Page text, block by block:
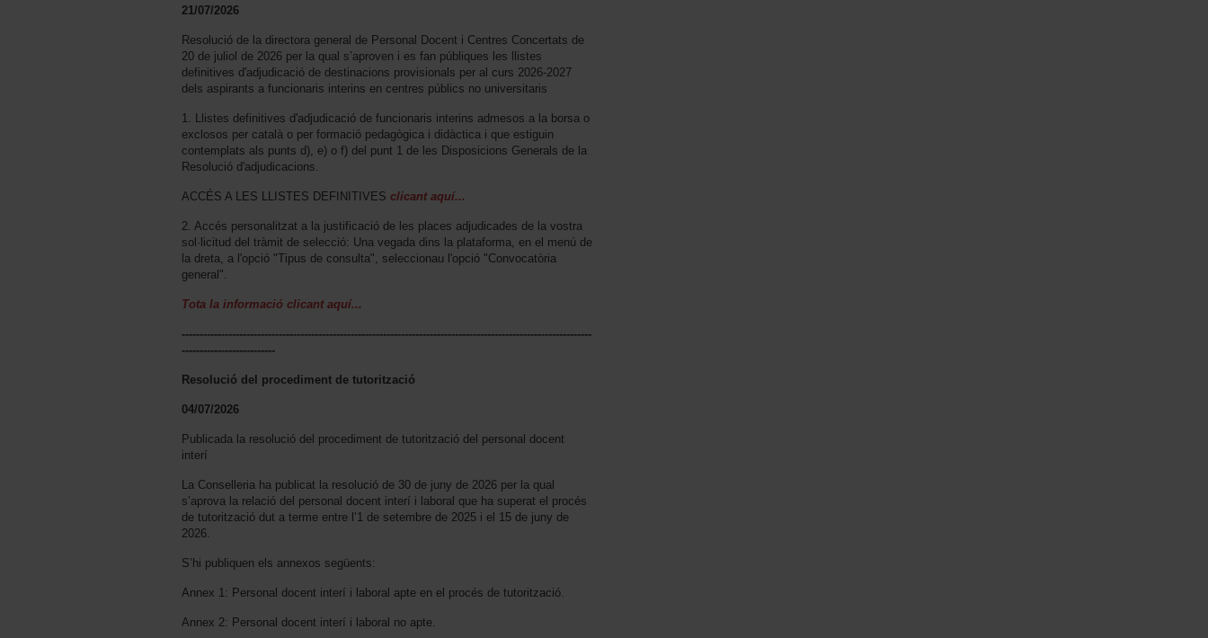
21/07/2026
Resolució de la directora general de Personal Docent i Centres Concertats de
20 de juliol de 2026 per la qual s’aproven i es fan públiques les llistes
definitives d'adjudicació de destinacions provisionals per al curs 2026-2027
dels aspirants a funcionaris interins en centres públics no universitaris
1. Llistes definitives d'adjudicació de funcionaris interins admesos a la borsa o
exclosos per català o per formació pedagògica i didàctica i que estiguin
contemplats als punts d), e) o f) del punt 1 de les Disposicions Generals de la
Resolució d'adjudicacions.
ACCÉS A LES LLISTES DEFINITIVES clicant aquí...
2. Accés personalitzat a la justificació de les places adjudicades de la vostra
sol·licitud del tràmit de selecció: Una vegada dins la plataforma, en el menú de
la dreta, a l'opció "Tipus de consulta", seleccionau l'opció "Convocatòria
general".
Tota la informació clicant aquí...
------------------------------------------------------------------------------------------------------------------
--------------------------
Resolució del procediment de tutorització
04/07/2026
Publicada la resolució del procediment de tutorització del personal docent
interí
La Conselleria ha publicat la resolució de 30 de juny de 2026 per la qual
s’aprova la relació del personal docent interí i laboral que ha superat el procés
de tutorització dut a terme entre l’1 de setembre de 2025 i el 15 de juny de
2026.
S’hi publiquen els annexos següents:
Annex 1: Personal docent interí i laboral apte en el procés de tutorització.
Annex 2: Personal docent interí i laboral no apte.